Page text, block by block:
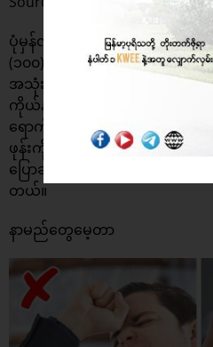
ပုံမှန်လူတစ်ယောက်ဟာ သူ့ရဲ့ဖုန်းကို
(၁၀၀) ကျော် ကြည့်လေ့ရှိပါတယ်။
အသုံးပြုနေတာက လေးစားမူမရှိခ
ကိုယ်နဲ့စကားပြောနေသူကို စိတ်မဝင်
ရောက်ပါတယ်။ ကျွမ်းကျင်သူတွေက
ဖုန်းကို စာပွဲပေါ်တင်ထားခြင်းက
ပြောဆိုရာမှာ အနှောက်အယှက်ဖြ
တယ်။
နာမည်တွေမေ့တာ